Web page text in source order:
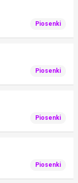
Piosenki
Piosenki
Piosenki
Piosenki